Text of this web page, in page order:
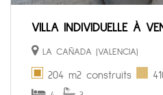
VILLA INDIVIDUELLE À
LA CAÑADA (VALENCIA)
204 m2 construits